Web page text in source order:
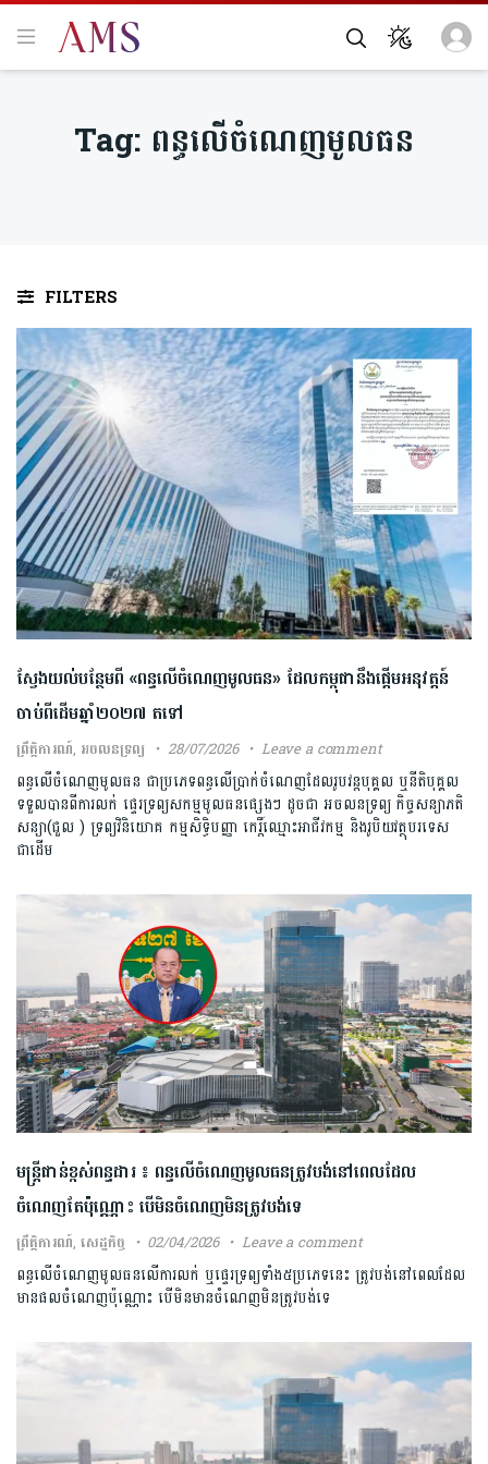
Tag: ពន្ធលើ​ចំណេញមូលធន
FILTERS
ស្វែងយល់​បន្ថែម​ពី​ «ពន្ធលើចំណេញមូល​ធន» ដែលកម្ពុជានឹង​ផ្ដើមអនុវត្តន៍
ចាប់ពីដើមឆ្នាំ២០២៧​ តទៅ
ព្រឹត្តិការណ៍, អចលនទ្រព្យ 28/07/2026 Leave a comment
ពន្ធលើ​ចំណេញ​មូល​ធន ​ជា​ប្រភេទពន្ធលើ​ប្រាក់ចំណេញដែល​រូបវន្ត​បុគ្គល ឬនីតិបុគ្គល​
ទទួលបានពីការលក់​ ផ្ទេរទ្រព្យសកម្មមូល​ធន​ផ្សេងៗ ដូចជា អចលនទ្រព្យ កិច្ច​សន្យា​ភតិ
សន្យា​(ជួល ) ទ្រព្យវិនិយោគ​ កម្មសិទ្ធិ​បញ្ញា កេរ្តិ៍ឈ្មោះអាជីវកម្ម និង​រូបិយវត្ថុ​បរទេស
ជាដើម
មន្ត្រីជាន់ខ្ពស់​ពន្ធដារ ៖ ពន្ធ​លើ​ចំណេញ​មូលធន​ត្រូវបង់នៅពេលដែល​
ចំណេញតែប៉ុណ្ណោះ បើមិនចំណេញមិនត្រូវ​បង់ទេ
ព្រឹត្តិការណ៍,សេដ្ឋកិច្ច 02/04/2026 Leave a comment
ពន្ធលើ​ចំ​ណេ​ញ​​មូលធន​លើកា​រលក់​ ឬផ្ទេរ​ទ្រព្យ​ទាំង​៥ប្រភេទនេះ ត្រូវបង់នៅពេលដែល​
មាន​ផលចំណេញប៉ុណ្ណោះ បើមិនមានចំណេញមិនត្រូវ​បង់ទេ